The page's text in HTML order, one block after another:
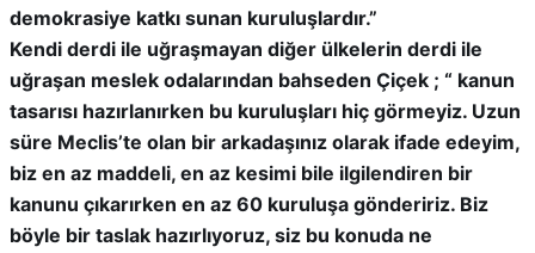
demokrasiye katkı sunan kuruluşlardır.”
Kendi derdi ile uğraşmayan diğer ülkelerin derdi ile
uğraşan meslek odalarından bahseden Çiçek ; “ kanun
tasarısı hazırlanırken bu kuruluşları hiç görmeyiz. Uzun
süre Meclis’te olan bir arkadaşınız olarak ifade edeyim,
biz en az maddeli, en az kesimi bile ilgilendiren bir
kanunu çıkarırken en az 60 kuruluşa göndeririz. Biz
böyle bir taslak hazırlıyoruz, siz bu konuda ne